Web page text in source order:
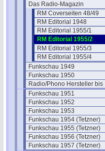
Das Radio-Magazin
RM Coverseiten 48/49
RM Editorial 1948
RM Editorial 1955/1
RM Editorial 1955/2
RM Editorial 1955/3
RM Editorial 1955/4
Funkschau 1949
Funkschau 1950
Radio/Phono Hersteller bis
Funkschau 1951
Funkschau 1952
Funkschau 1953
Funkschau 1954 (Tetzner)
Funkschau 1955 (Tetzner)
Funkschau 1956 (Tetzner)
Funkschau 1957 (Tetzner)